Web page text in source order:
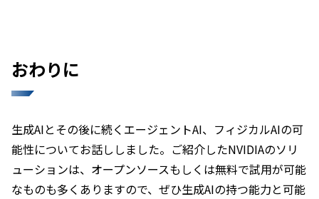
おわりに
生成AIとその後に続くエージェントAI、フィジカルAIの可
能性についてお話ししました。ご紹介したNVIDIAのソリ
ューションは、オープンソースもしくは無料で試用が可能
なものも多くありますので、ぜひ生成AIの持つ能力と可能